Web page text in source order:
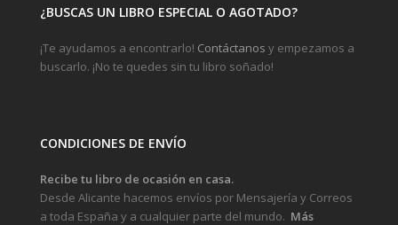
¿BUSCAS UN LIBRO ESPECIAL O AGOTADO?
¡Te ayudamos a encontrarlo! Contáctanos y empezamos a
buscarlo. ¡No te quedes sin tu libro soñado!
CONDICIONES DE ENVÍO
Recibe tu libro de ocasión en casa.
Desde Alicante hacemos envíos por Mensajería y Correos
a toda España y a cualquier parte del mundo. Más